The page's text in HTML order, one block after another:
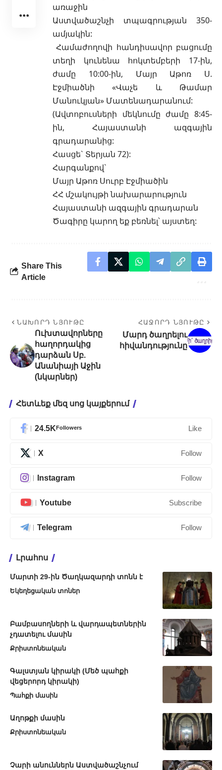
առաջին
Աստվածաշնչի տպագրության 350-
ամյակին:
Համաժողովի հանդիսավոր բացումը
տեղի կունենա հոկտեմբերի 17-ին,
ժամը 10:00-ին, Մայր Աթոռ Ս.
Էջմիածնի «Վաչե և Թամար
Մանուկյան» Մատենադարանում:
(Ավտոբուսների մեկնումը ժամը 8:45-
ին, Հայաստանի ազգային
գրադարանից:
Հասցե` Տերյան 72):
Հարգանքով`
Մայր Աթոռ Սուրբ Էջմիածին
ՀՀ մշակույթի նախարարություն
Հայաստանի ազգային գրադարան
Ծագիրը կարող եք բեռնել՝ այստեղ:
Share This
Article
ՆԱԽՈՐԴ ՆՅՈՒԹԸ
Ուխտավորները
հաղորդակից
դարձան Սբ.
Անանիայի Աջին
(նկարներ)
ՀԱՋՈՐԴ ՆՅՈՒԹԸ
Մարդ ծաղրելու
հիվանդությունը
Հետևեք մեզ սոց կայքերում
24.5KFollowers Like
X Follow
Instagram Follow
Youtube Subscribe
Telegram Follow
Լրահոս
Մարտի 29-ին Ծաղկազարդի տոնն է
Եկեղեցական տոներ
Բամբասողների և վարդապետներին
չդատելու մասին
Քրիստոնեական
Գալստյան կիրակի (Մեծ պահքի
վեցերորդ կիրակի)
Պահքի մասին
Աղոթքի մասին
Քրիստոնեական
Չարի անուններն Աստվածաշնչում